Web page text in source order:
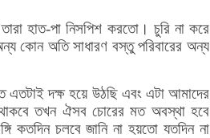
হাত-পা নিসপিশ করতো। চুরি না করে
কোন অতি সাধারণ বস্তু পরিবারের অন্য
এতটাই দক্ষ হয়ে উঠছি এবং এটা আমাদের
তখন ঐসব চোরের মত অবস্থা হবে
কতদিন চলবে জানি না হয়তো যতদিন না